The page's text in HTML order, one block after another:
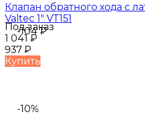
-104₽
Клапан обратного хода с
Valtec 1" VT151
Под заказ
1 041₽
937 ₽
Купить
-10%